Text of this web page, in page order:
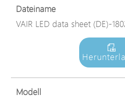
Dateiname
VAIR LED data sheet (DE)-
Modell